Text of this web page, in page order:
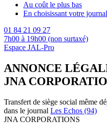
Au coût le plus bas
En choisissant votre journal
01 84 21 09 27
7h00 à 19h00 (non surtaxé)
Espace JAL-Pro
ANNONCE
JNA
Transfert de siège social même
dans le journal Les Echos (94)
JNA CORPORATIONS